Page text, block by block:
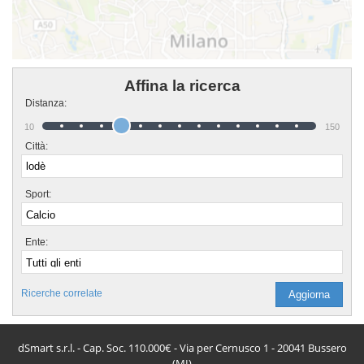
Affina la ricerca
Distanza:
10 150
Città:
Sport:
Ente:
Ricerche correlate
dSmart s.r.l. - Cap. Soc. 110.000€ - Via per Cernusco 1 - 20041 Bussero